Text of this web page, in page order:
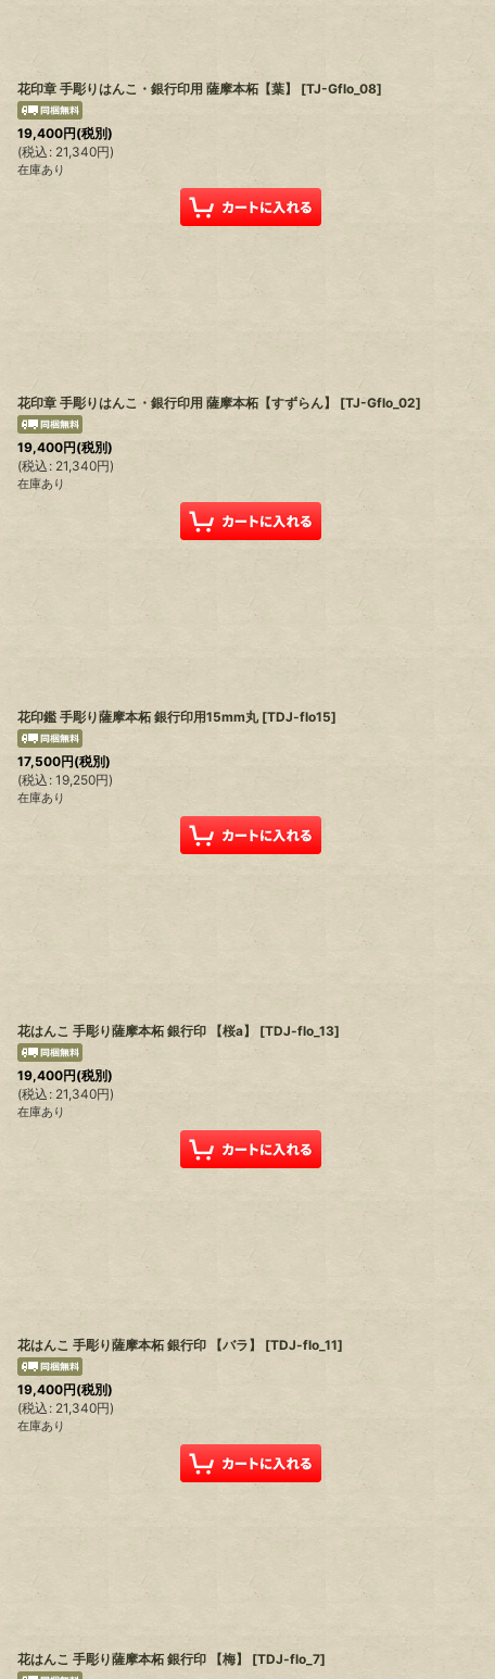
花印章 手彫りはんこ・銀行印用 薩摩本柘【葉】 [TJ-Gflo_08]
19,400円(税別)
(税込 : 21,340円)
在庫あり
花印章 手彫りはんこ・銀行印用 薩摩本柘【すずらん】 [TJ-Gflo_02]
19,400円(税別)
(税込 : 21,340円)
在庫あり
花印鑑 手彫り薩摩本柘 銀行印用15mm丸 [TDJ-flo15]
17,500円(税別)
(税込 : 19,250円)
在庫あり
花はんこ 手彫り薩摩本柘 銀行印 【桜a】 [TDJ-flo_13]
19,400円(税別)
(税込 : 21,340円)
在庫あり
花はんこ 手彫り薩摩本柘 銀行印 【バラ】 [TDJ-flo_11]
19,400円(税別)
(税込 : 21,340円)
在庫あり
花はんこ 手彫り薩摩本柘 銀行印 【梅】 [TDJ-flo_7]